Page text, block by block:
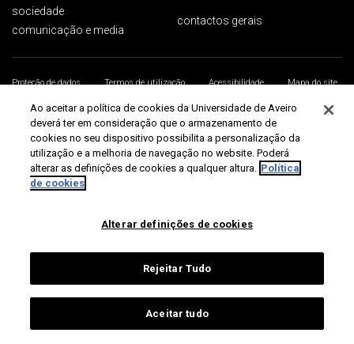
sociedade
comunicação e media
contactos gerais
Proteção de dados Termos de utilização Acessibilidade
Mapa do site
Universidade de Aveiro 2026
Ao aceitar a política de cookies da Universidade de Aveiro
deverá ter em consideração que o armazenamento de
cookies no seu dispositivo possibilita a personalização da
utilização e a melhoria de navegação no website. Poderá
alterar as definições de cookies a qualquer altura. Política
de cookies
Alterar definições de cookies
Rejeitar Tudo
Aceitar tudo